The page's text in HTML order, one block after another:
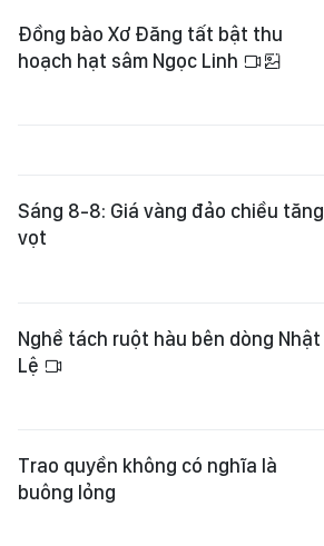
Đồng bào Xơ Đăng tất bật thu
hoạch hạt sâm Ngọc Linh
Sáng 8-8: Giá vàng đảo chiều tăng
vọt
Nghề tách ruột hàu bên dòng Nhật
Lệ
Trao quyền không có nghĩa là
buông lỏng